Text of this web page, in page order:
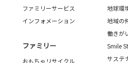
ファミリーサービス
インフォメーション
ファミリー
おもちゃリサイクル
地球環
地域の
働きが
Smile
サステ